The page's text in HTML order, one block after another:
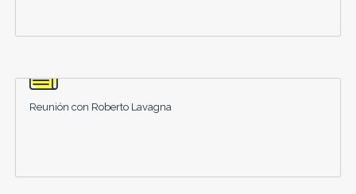
Reunión con Roberto Lavagna